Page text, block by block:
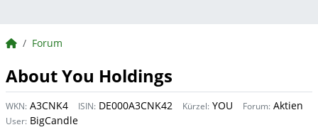
BörsenNEWS.de
Forum
About You Holdings
WKN: A3CNK4 ISIN: DE000A3CNK42 Kürzel: YOU Forum: Aktien
User: BigCandle